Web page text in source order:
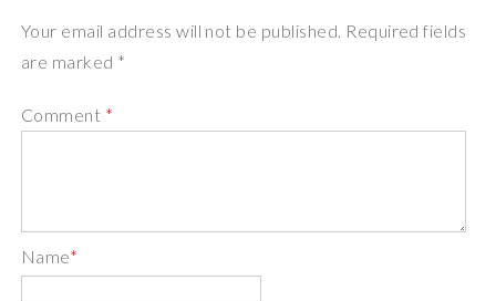
Your email address will not be published. Required fields
are marked *
Comment *
Name*